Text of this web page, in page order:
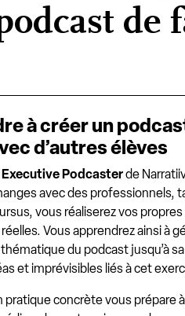
de
à créer un
d’autres élèves
Podcasterde
avec des professionnels,
vous réaliserez vos
Vous apprendrez ainsi à
du podcast jusqu’à
et imprévisibles liés à cet
pratique concrète vous prépare